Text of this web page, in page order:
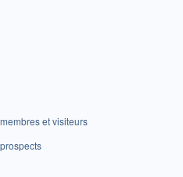
et visiteurs